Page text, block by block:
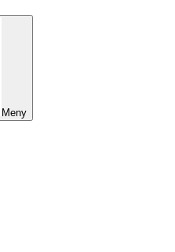
Meny